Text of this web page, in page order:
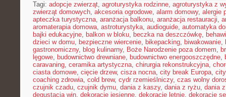
Tagi: adopcje zwierząt, agroturystyka rodzinne, agroturystyka z
zwierząt domowych, akcesoria ogrodowe, alarm domowy, alergie
apteczka turystyczna, aranżacja balkonu, aranżacja restauracji,
aromaterapia domowa, astroturystyka, audioguide, automatyka
bajki edukacyjne, balkon w bloku, beczka na deszczówkę,
dzieci w domu, bezpieczne wiercenie, bikepacking, biwakowanie,
gastronomiczny, blog kulinarny, Boże Narodzenie poza domem,
lęgowe, budownictwo drewniane, budownictwo energooszczędne,
caravaning, ceramika artystyczna, chirurgia rekonstrukcyjna,
ciasta domowe, cięcie drzew, cisza nocna, city break Europa,
coaching zdrowia, cold brew, cydr rzemieślniczy, czas wolny
czujnik czadu, czujnik dymu, dania z kaszy, dania z ryżu, dania
degustacja win, dekoracje jesienne, dekoracje letnie, dekoracje